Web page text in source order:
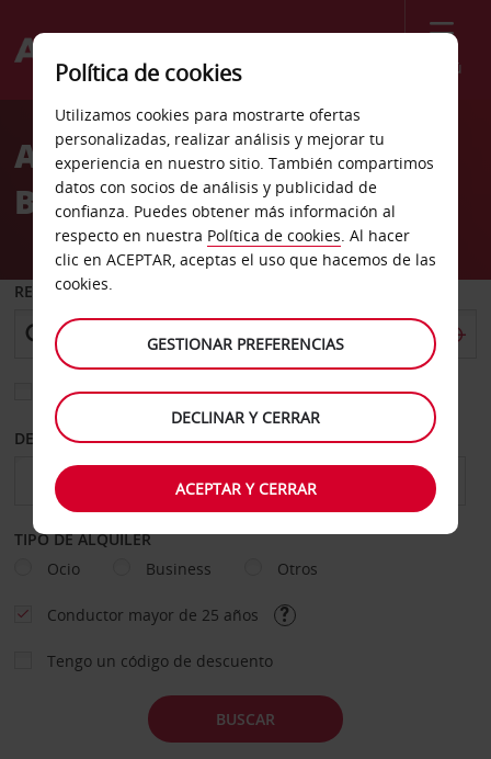
Menú
Welcome
AvisAlquiler de coches
Belgrado
RECOGER EN
Elegir otra oficina de devolución
DESDE HASTA
TIPO DE ALQUILER
Ocio
Business Otros
Conductor mayor de 25 años
Tengo un código de descuento
BUSCAR
Política de cookies
Utilizamos cookies para mostrarte ofertas
personalizadas, realizar análisis y mejorar tu
experiencia en nuestro sitio. También compartimos
datos con socios de análisis y publicidad de
confianza. Puedes obtener más información al
respecto en nuestra Política de cookies. Al hacer
clic en ACEPTAR, aceptas el uso que hacemos de las
cookies.
GESTIONAR PREFERENCIAS
DECLINAR Y CERRAR
ACEPTAR Y CERRAR